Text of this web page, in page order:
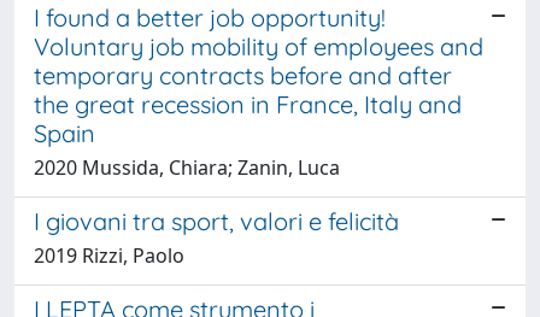
I found a better job opportunity!
Voluntary job mobility of employees and
temporary contracts before and after
the great recession in France, Italy and
Spain
2020 Mussida, Chiara; Zanin, Luca
I giovani tra sport, valori e felicità
2019 Rizzi, Paolo
I LEPTA come strumento i